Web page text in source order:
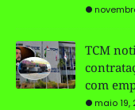
TCM
com
maio 19,